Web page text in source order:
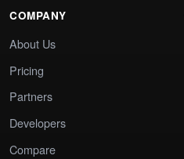
COMPANY
About Us
Pricing
Partners
Developers
Compare